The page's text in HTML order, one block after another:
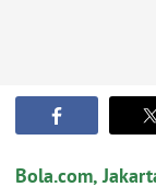
Bola.com,